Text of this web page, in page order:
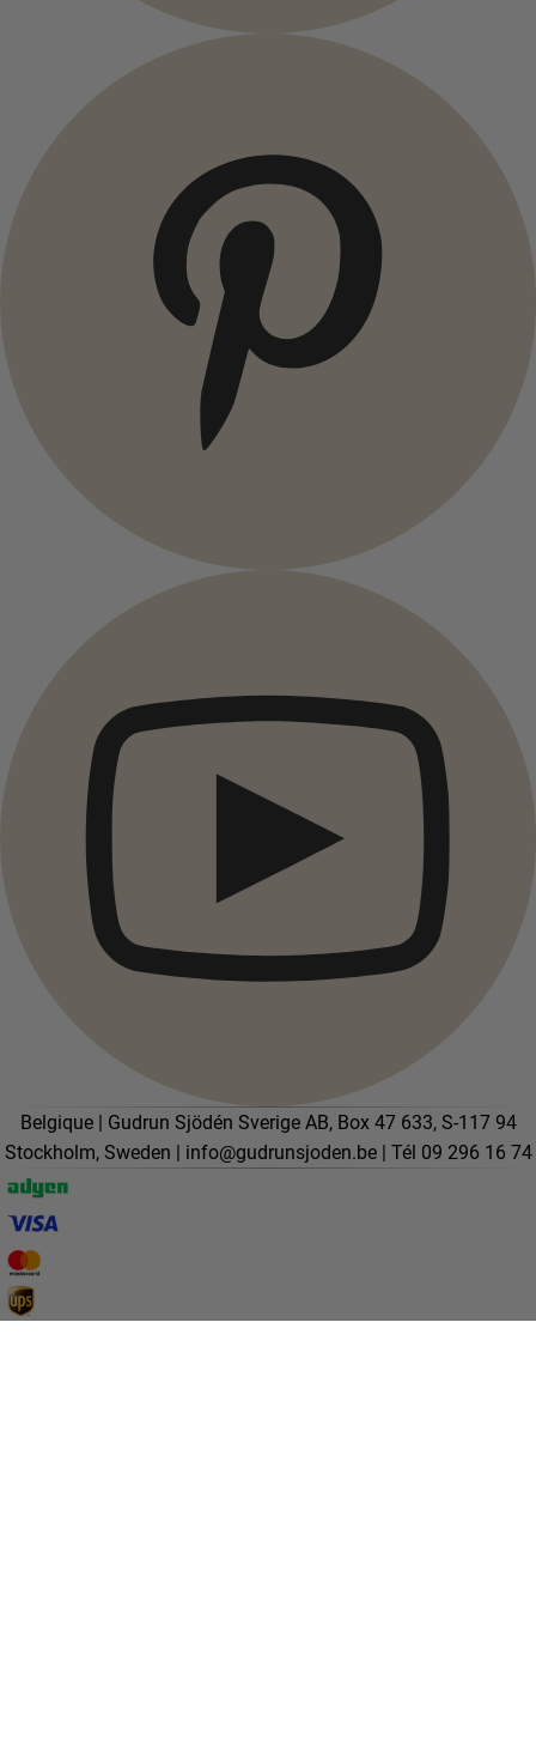
Belgique | Gudrun Sjödén Sverige AB, Box 47 633, S-117 94
Stockholm, Sweden | info@gudrunsjoden.be| Tél 09 296 16 74